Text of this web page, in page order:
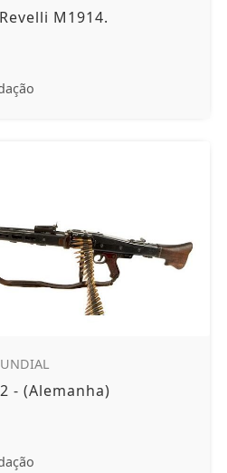
M1914.
- (Alemanha)